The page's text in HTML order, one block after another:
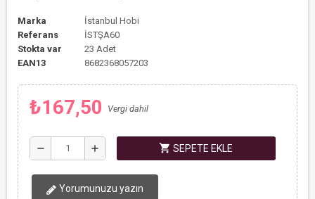
Marka
İstanbul Hobi
Referans
İSTŞA60
Stokta var
23 Adet
EAN13
8682368057203
₺167,50 Vergi dahil
remove add shopping_cart SEPETE EKLE
Yorumunuzu yazın